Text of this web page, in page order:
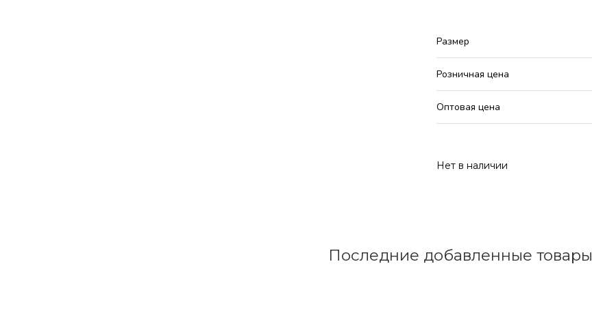
Размер
Розничная цена
Оптовая цена
Нет в наличии
Последние добавленные товары